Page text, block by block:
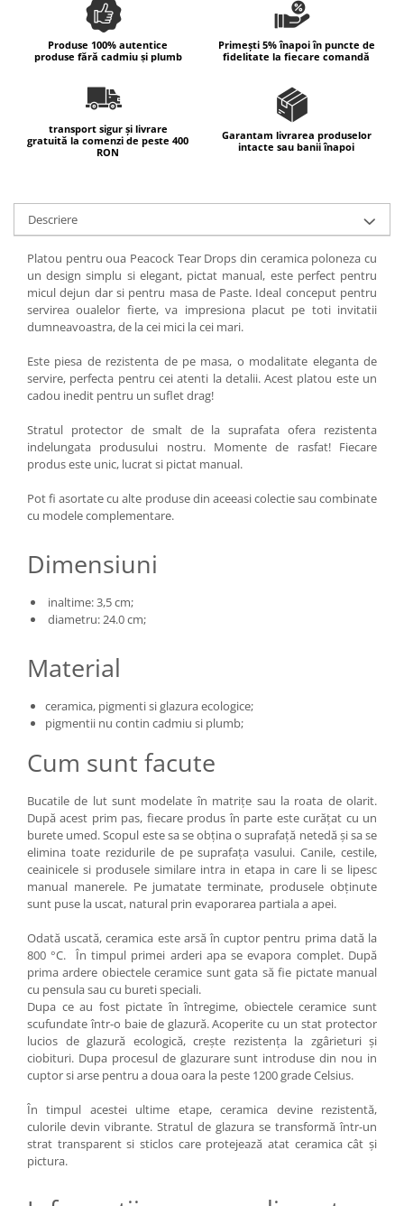
Produse 100% autentice
produse fără cadmiu și plumb
Primești 5% înapoi în puncte de
fidelitate la fiecare comandă
transport sigur și livrare
gratuită la comenzi de peste 400
RON
Garantam livrarea produselor
intacte sau banii înapoi
Descriere
Platou pentru oua Peacock Tear Drops din ceramica poloneza cu
un design simplu si elegant, pictat manual, este perfect pentru
micul dejun dar si pentru masa de Paste. Ideal conceput pentru
servirea oualelor fierte, va impresiona placut pe toti invitatii
dumneavoastra, de la cei mici la cei mari.
Este piesa de rezistenta de pe masa, o modalitate eleganta de
servire, perfecta pentru cei atenti la detalii. Acest platou este un
cadou inedit pentru un suflet drag!
Stratul protector de smalt de la suprafata ofera rezistenta
indelungata produsului nostru. Momente de rasfat! Fiecare
produs este unic, lucrat si pictat manual.
Pot fi asortate cu alte produse din aceeasi colectie sau combinate
cu modele complementare.
Dimensiuni
inaltime: 3,5 cm;​​​​​​
diametru: 24.0 cm;
Material
ceramica, pigmenti si glazura ecologice;
pigmentii nu contin cadmiu si plumb;
Cum sunt facute
Bucatile de lut sunt modelate în matrițe sau la roata de olarit.
După acest prim pas, fiecare produs în parte este curățat cu un
burete umed. Scopul este sa se obțina o suprafață netedă și sa se
elimina toate rezidurile de pe suprafața vasului. Canile, cestile,
ceainicele si produsele similare intra in etapa in care li se lipesc
manual manerele. Pe jumatate terminate, produsele obținute
sunt puse la uscat, natural prin evaporarea partiala a apei.
Odată uscată, ceramica este arsă în cuptor pentru prima dată la
800 °C. În timpul primei arderi apa se evapora complet. După
prima ardere obiectele ceramice sunt gata să fie pictate manual
cu pensula sau cu bureti speciali.
Dupa ce au fost pictate în întregime, obiectele ceramice sunt
scufundate într-o baie de glazură. Acoperite cu un stat protector
lucios de glazură ecologică, crește rezistența la zgârieturi și
ciobituri. Dupa procesul de glazurare sunt introduse din nou in
cuptor si arse pentru a doua oara la peste 1200 grade Celsius.
În timpul acestei ultime etape, ceramica devine rezistentă,
culorile devin vibrante. Stratul de glazura se transformă într-un
strat transparent si sticlos care protejează atat ceramica cât și
pictura.